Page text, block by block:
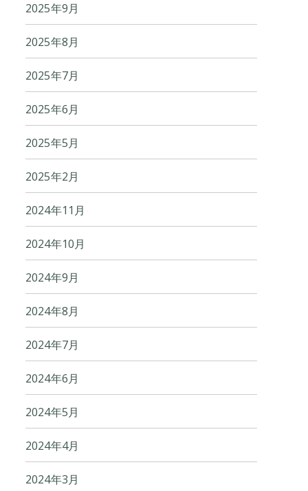
2025年9月
2025年8月
2025年7月
2025年6月
2025年5月
2025年2月
2024年11月
2024年10月
2024年9月
2024年8月
2024年7月
2024年6月
2024年5月
2024年4月
2024年3月